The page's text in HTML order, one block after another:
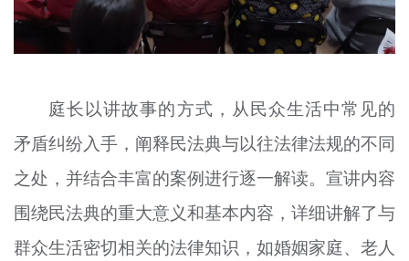
庭长以讲故事的方式，从民众生活中常见的
矛盾纠纷入手，阐释民法典与以往法律法规的不同
之处，并结合丰富的案例进行逐一解读。宣讲内容
围绕民法典的重大意义和基本内容，详细讲解了与
群众生活密切相关的法律知识，如婚姻家庭、老人